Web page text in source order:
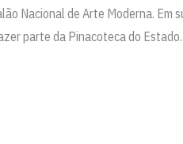
Nacional de Arte Moderna. Em
parte da Pinacoteca do